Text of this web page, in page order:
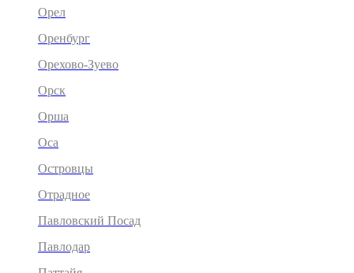
Орел
Оренбург
Орехово-Зуево
Орск
Орша
Оса
Островцы
Отрадное
Павловский Посад
Павлодар